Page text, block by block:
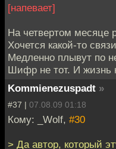
[напевает]
На четвертом месяце
Хочется какой-то
Медленно плывут по
Шифр не тот. И жизнь
Kommienezuspadt »
#37 | 07.08.09 01:18
Кому: _Wolf, #30
> Да автор, который